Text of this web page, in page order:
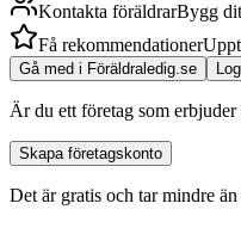
Kontakta föräldrarBygg
Få rekommendationer
Gå med i Föräldraledig.se
Är du ett företag som
Skapa företagskonto
Det är gratis och tar mindre